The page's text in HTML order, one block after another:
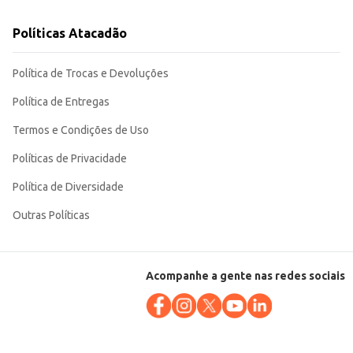
Políticas Atacadão
Política de Trocas e Devoluções
Política de Entregas
Termos e Condições de Uso
Políticas de Privacidade
Política de Diversidade
Outras Políticas
Acompanhe a gente nas redes sociais